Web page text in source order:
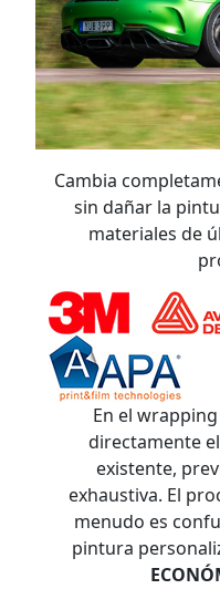
Cambia
sin dañar la
materiales de
En el
directamente
existente,
exhaustiva. El
menudo es
pintura